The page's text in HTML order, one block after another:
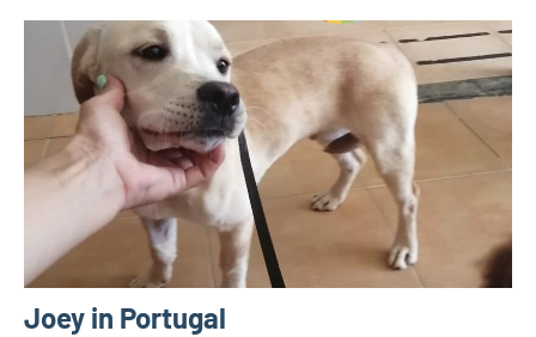
Joey in Portugal